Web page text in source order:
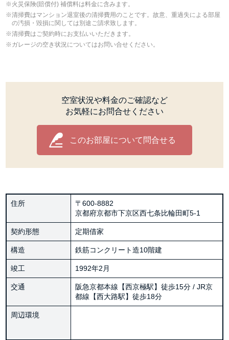
⽕災保険(賠償付) 補償料は料⾦に含みます。
清掃費はマンション退室後の清掃費用のことです。故意、重過失による部屋
の汚損・毀損に関しては別途ご請求致します。
清掃費はご契約時にお支払いいただきます。
ガレージの空き状況についてはお問い合せください。
空室状況や料金のご確認など
お気軽にお問合せください
このお部屋について問合せる
住所
〒600-8882
京都府京都市下京区西七条比輪田町5-1
契約形態 定期借家
構造 鉄筋コンクリート造10階建
竣工 1992年2月
交通
阪急京都本線【西京極駅】徒歩15分 / JR京
都線【西大路駅】徒歩18分
周辺環境